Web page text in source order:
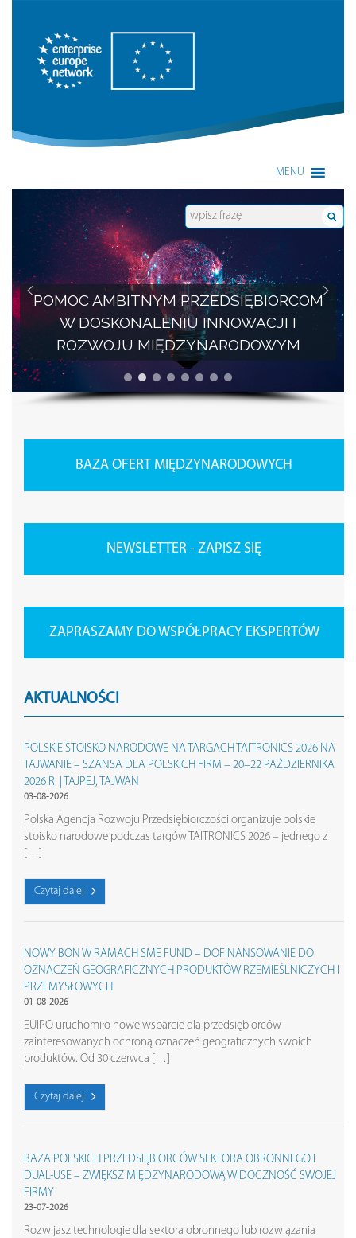
Enterprise Europe Network
MENU
POMOC AMBITNYM PRZEDSIĘBIORCOM
W DOSKONALENIU INNOWACJI I
ROZWOJU MIĘDZYNARODOWYM
BAZA OFERT MIĘDZYNARODOWYCH
NEWSLETTER - ZAPISZ SIĘ
ZAPRASZAMY DO WSPÓŁPRACY EKSPERTÓW
AKTUALNOŚCI
POLSKIE STOISKO NARODOWE NA TARGACH TAITRONICS 2026 NA
TAJWANIE – SZANSA DLA POLSKICH FIRM – 20–22 PAŹDZIERNIKA
2026 R. | TAJPEJ, TAJWAN
03-08-2026
Polska Agencja Rozwoju Przedsiębiorczości organizuje polskie
stoisko narodowe podczas targów TAITRONICS 2026 – jednego z
[…]
Czytaj dalej
NOWY BON W RAMACH SME FUND – DOFINANSOWANIE DO
OZNACZEŃ GEOGRAFICZNYCH PRODUKTÓW RZEMIEŚLNICZYCH I
PRZEMYSŁOWYCH
01-08-2026
EUIPO uruchomiło nowe wsparcie dla przedsiębiorców
zainteresowanych ochroną oznaczeń geograficznych swoich
produktów. Od 30 czerwca […]
Czytaj dalej
BAZA POLSKICH PRZEDSIĘBIORCÓW SEKTORA OBRONNEGO I
DUAL-USE – ZWIĘKSZ MIĘDZYNARODOWĄ WIDOCZNOŚĆ SWOJEJ
FIRMY
23-07-2026
Rozwijasz technologie dla sektora obronnego lub rozwiązania